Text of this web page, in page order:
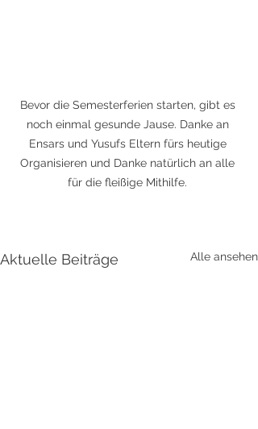
Bevor die Semesterferien starten, gibt es
noch einmal gesunde Jause. Danke an
Ensars und Yusufs Eltern fürs heutige
Organisieren und Danke natürlich an alle
für die fleißige Mithilfe.
Aktuelle Beiträge Alle ansehen